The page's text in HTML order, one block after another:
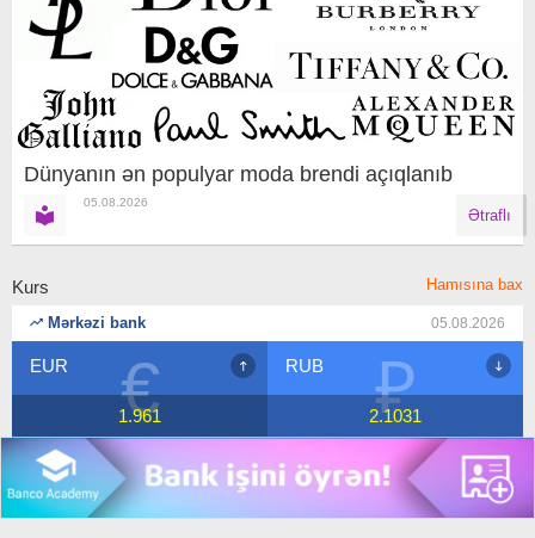
Dünyanın ən populyar moda brendi açıqlanıb
05.08.2026
Ətraflı
Kurs Hamısına bax
Mərkəzi bank 05.08.2026
€
EUR
1.961 ₽
RUB
2.1031